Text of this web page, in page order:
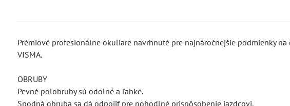
Prémiové profesionálne okuliare navrhnuté pre najnáročnejšie podmienky
VISMA.
OBRUBY
Pevné polobruby sú odolné a ľahké.
Spodná obruba sa dá odpojiť pre pohodlné prispôsobenie jazdcovi.